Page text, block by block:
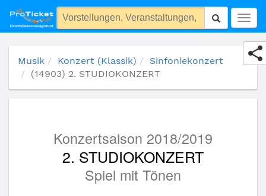
(14903) 2. STUDIOKONZERT
Musik Konzert (Klassik)
Sinfoniekonzert
(14903) 2. STUDIOKONZERT
Konzertsaison 2018/2019
2. STUDIOKONZERT
Spiel mit Tönen